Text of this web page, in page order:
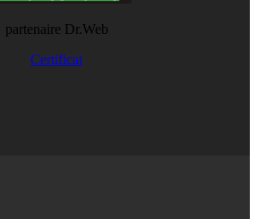
partenaire Dr.Web
Certificat